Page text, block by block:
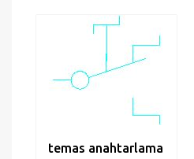
temas anahtarlama